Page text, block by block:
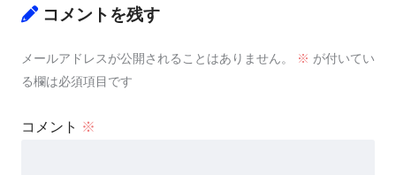
コメントを残す
メールアドレスが公開されることはありません。 ※ が付いてい
る欄は必須項目です
コメント ※